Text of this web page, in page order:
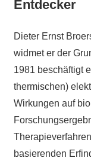
Entdecker
Dieter Ernst
widmet er der
1981 beschäftigt
thermischen)
Wirkungen auf
basierenden